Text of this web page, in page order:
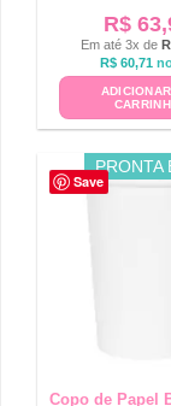
R$
Em até 3x de
R$60,71
Save
PRONTA
Copo de Papel